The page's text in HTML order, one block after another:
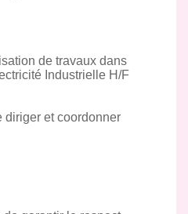
de travaux dans
Industrielle H/F
diriger et coordonner